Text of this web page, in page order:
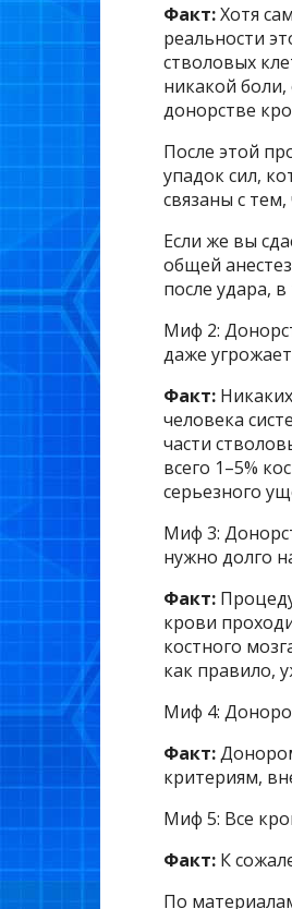
Факт:Хотя
реальности
стволовых
никакой
донорстве
После этой
упадок сил,
связаны с
Если же вы
общей
после удара,
Миф 2:
даже
Факт:
человека
части
всего 1–5%
серьезного
Миф 3:
нужно долго
Факт:
крови
костного
как правило,
Миф 4:
Факт:
критериям,
Миф 5: Все
Факт: К
По